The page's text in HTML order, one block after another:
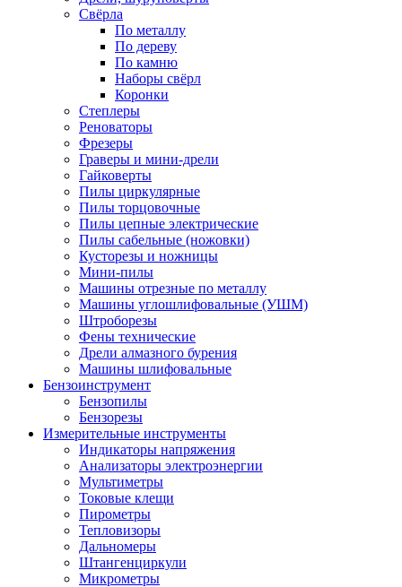
Свёрла
По металлу
По дереву
По камню
Наборы свёрл
Коронки
Степлеры
Реноваторы
Фрезеры
Граверы и мини-дрели
Гайковерты
Пилы циркулярные
Пилы торцовочные
Пилы цепные электрические
Пилы сабельные (ножовки)
Кусторезы и ножницы
Мини-пилы
Машины отрезные по металлу
Машины углошлифовальные (УШМ)
Штроборезы
Фены технические
Дрели алмазного бурения
Машины шлифовальные
Бензоинструмент
Бензопилы
Бензорезы
Измерительные инструменты
Индикаторы напряжения
Анализаторы электроэнергии
Мультиметры
Токовые клещи
Пирометры
Тепловизоры
Дальномеры
Штангенциркули
Микрометры